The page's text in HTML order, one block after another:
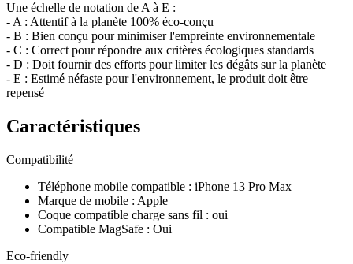
Une échelle de notation de A à E :
- A : Attentif à la planète 100% éco-conçu
- B : Bien conçu pour minimiser l'empreinte environnementale
- C : Correct pour répondre aux critères écologiques standards
- D : Doit fournir des efforts pour limiter les dégâts sur la planète
- E : Estimé néfaste pour l'environnement, le produit doit être
repensé
Caractéristiques
Compatibilité
Téléphone mobile compatible : iPhone 13 Pro Max
Marque de mobile : Apple
Coque compatible charge sans fil : oui
Compatible MagSafe : Oui
Eco-friendly